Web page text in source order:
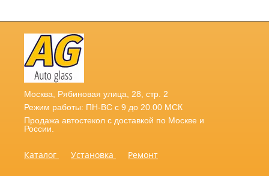
Москва, Рябиновая улица, 28, стр. 2
Режим работы: ПН-ВС с 9 до 20.00 МСК
Продажа автостекол с доставкой по Москве и
России.
Каталог Установка Ремонт